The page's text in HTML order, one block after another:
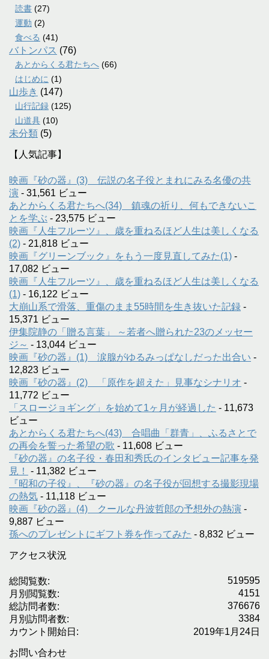
読書 (27)
運動 (2)
食べる (41)
バトンパス (76)
あとからくる君たちへ (66)
はじめに (1)
山歩き (147)
山行記録 (125)
山道具 (10)
未分類 (5)
【人気記事】
映画『砂の器』(3) 伝説の名子役とまれにみる名優の共
演 - 31,561 ビュー
あとからくる君たちへ(34) 鎮魂の祈り、何もできないこ
とを学ぶ - 23,575 ビュー
映画『人生フルーツ』、歳を重ねるほど人生は美しくなる
(2) - 21,818 ビュー
映画『グリーンブック』をもう一度見直してみた(1) -
17,082 ビュー
映画『人生フルーツ』、歳を重ねるほど人生は美しくなる
(1) - 16,122 ビュー
大崩山系で滑落、重傷のまま55時間を生き抜いた記録 -
15,371 ビュー
伊集院静の「贈る言葉」 ～若者へ贈られた23のメッセー
ジ～ - 13,044 ビュー
映画『砂の器』(1) 涙腺がゆるみっぱなしだった出合い -
12,823 ビュー
映画『砂の器』(2) 「原作を超えた」見事なシナリオ -
11,772 ビュー
「スロージョギング」を始めて1ヶ月が経過した - 11,673
ビュー
あとからくる君たちへ(43) 合唱曲「群青」、ふるさとで
の再会を誓った希望の歌 - 11,608 ビュー
『砂の器』の名子役・春田和秀氏のインタビュー記事を発
見！
- 11,382 ビュー
『昭和の子役』、『砂の器』の名子役が回想する撮影現場
の熱気 - 11,118 ビュー
映画『砂の器』(4) クールな丹波哲郎の予想外の熱演 -
9,887 ビュー
孫へのプレゼントにギフト券を作ってみた - 8,832 ビュー
アクセス状況
519595
総閲覧数:
4151
月別閲覧数:
376676
総訪問者数:
3384
月別訪問者数:
2019年1月24日
カウント開始日:
お問い合わせ